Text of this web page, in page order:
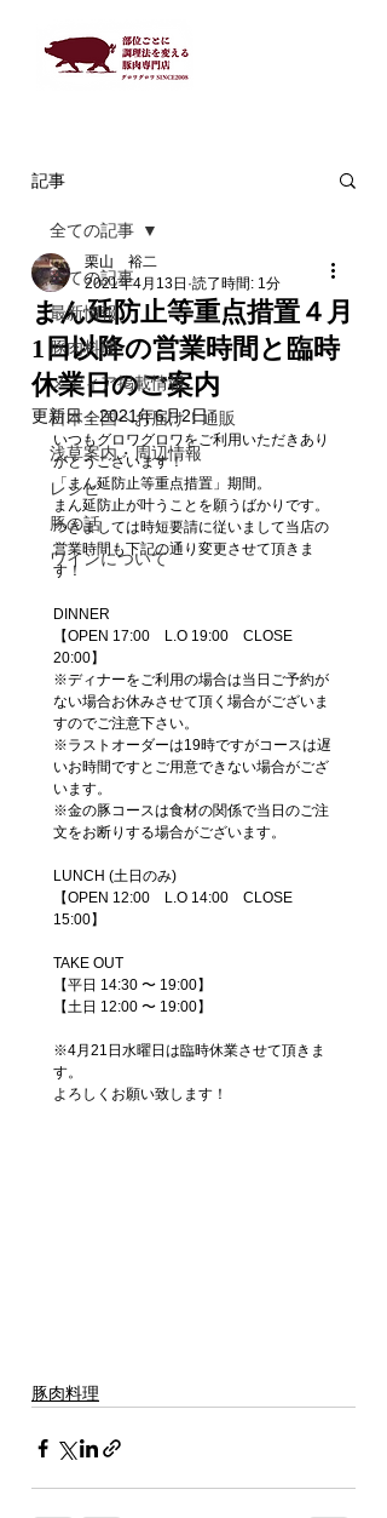
記事
全ての記事
最新情報
豚肉料理
メディア掲載情報
日本全国へお届け！通販
浅草案内・周辺情報
レシピ
豚の話
ワインについて
全ての記事
まん延防止等重点措置４月
1日以降の営業時間と臨時
休業日のご案内
栗山 裕二
2021年4月13日 読了時間: 1分
更新日：2021年6月2日
いつもグロワグロワをご利用いただきあり
がとうございます！
「まん延防止等重点措置」期間。
まん延防止が叶うことを願うばかりです。
つきましては時短要請に従いまして当店の
営業時間も下記の通り変更させて頂きま
す！
DINNER
【OPEN 17:00　L.O 19:00　CLOSE
20:00】
※ディナーをご利用の場合は当日ご予約が
ない場合お休みさせて頂く場合がございま
すのでご注意下さい。
※ラストオーダーは19時ですがコースは遅
いお時間ですとご用意できない場合がござ
います。
※金の豚コースは食材の関係で当日のご注
文をお断りする場合がございます。
LUNCH (土日のみ)
【OPEN 12:00　L.O 14:00　CLOSE
15:00】
TAKE OUT
【平日 14:30 〜 19:00】
【土日 12:00 〜 19:00】
※4月21日水曜日は臨時休業させて頂きま
す。
よろしくお願い致します！
豚肉料理